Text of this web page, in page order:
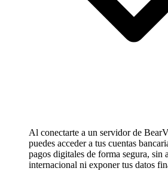
Al conectarte a un servidor de
puedes acceder a tus cuentas
pagos digitales de forma segura, sin
internacional ni exponer tus datos